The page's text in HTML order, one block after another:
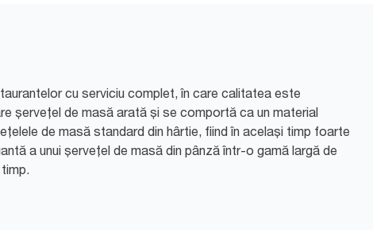
cu serviciu complet, în care calitatea este
șervețel de masă arată și se comportă ca un material
de masă standard din hârtie, fiind în același timp foarte
a unui șervețel de masă din pânză într-o gamă largă de